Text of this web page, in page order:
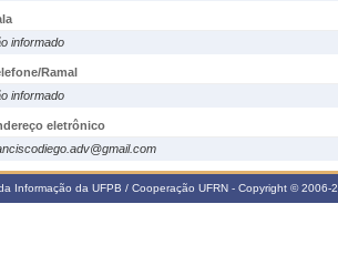
informado
Ramal
informado
eletrônico
Informação da UFPB / Cooperação UFRN - Copyright ©